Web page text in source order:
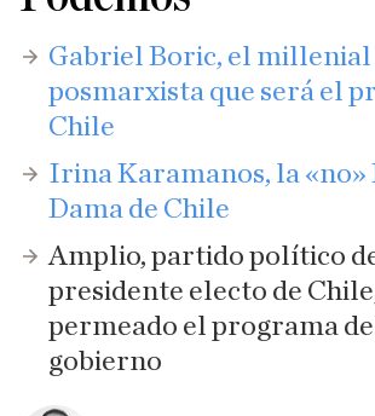
Gabriel Boric, el millenial
posmarxista que será el
Chile
Irina Karamanos, la «no»
Dama de Chile
Amplio, partido político
presidente electo de
permeado el programa
gobierno